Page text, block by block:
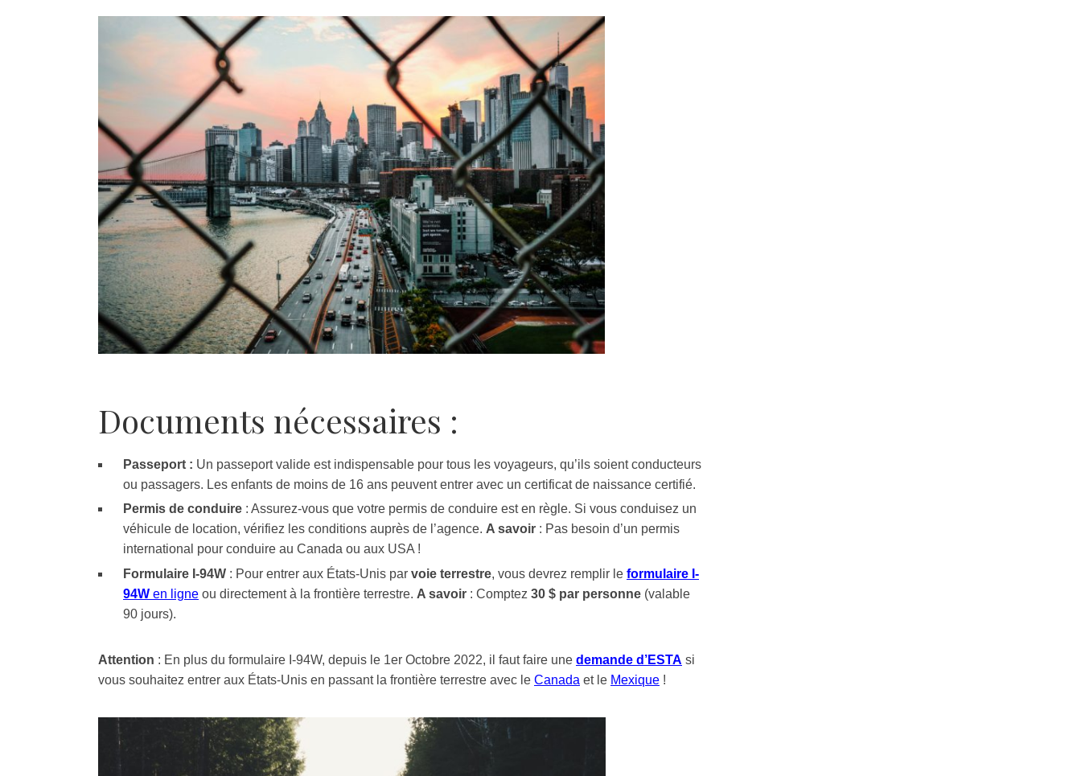
Documents nécessaires :
Passeport : Un passeport valide est indispensable pour tous les voyageurs, qu’ils soient conducteurs
ou passagers. Les enfants de moins de 16 ans peuvent entrer avec un certificat de naissance certifié.
Permis de conduire : Assurez-vous que votre permis de conduire est en règle. Si vous conduisez un
véhicule de location, vérifiez les conditions auprès de l’agence. A savoir : Pas besoin d’un permis
international pour conduire au Canada ou aux USA !
Formulaire I-94W : Pour entrer aux États-Unis par voie terrestre, vous devrez remplir le formulaire I-
94W en ligne ou directement à la frontière terrestre. A savoir : Comptez 30 $ par personne (valable
90 jours).
Attention : En plus du formulaire I-94W, depuis le 1er Octobre 2022, il faut faire une demande d’ESTA si
vous souhaitez entrer aux États-Unis en passant la frontière terrestre avec le Canada et le Mexique !